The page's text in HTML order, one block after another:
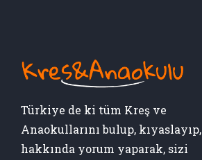
Türkiye de ki tüm Kreş ve
Anaokullarını bulup, kıyaslayıp,
hakkında yorum yaparak, sizi